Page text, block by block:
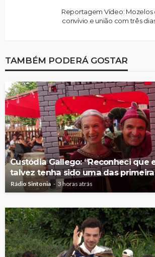
Reportagem Vídeo: Mozelos
convívio e união com três
TAMBÉM PODERÁ GOSTAR
Custódia Gallego: “Reconheci que
talvez tenha sido uma das
Rádio Sintonia 3 horas atrás